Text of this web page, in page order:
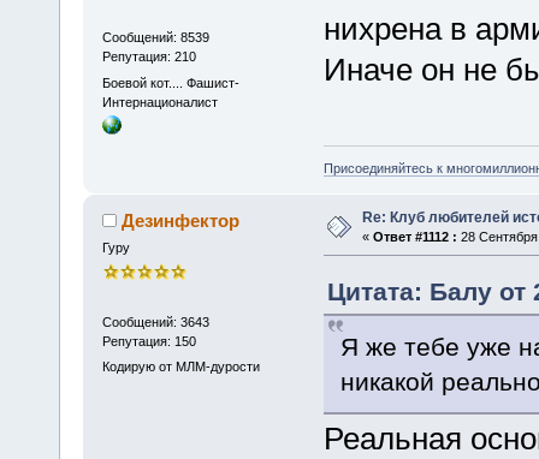
Сообщений: 8539
Репутация: 210
Боевой кот.... Фашист-
Интернационалист
нихрена в
Иначе он не
Присоединяйтесь к
Дезинфектор
Гуру
Сообщений: 3643
Репутация: 150
Кодирую от МЛМ-дурости
Re: Клуб любителей
« Ответ #1112 : 28
Цитата: Балу от
Я же тебе уже
никакой
Реальная